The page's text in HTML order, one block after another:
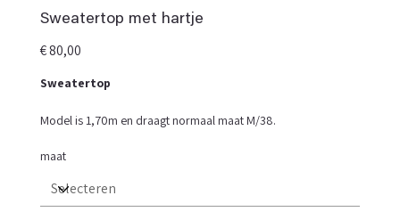
Sweatertop met hartje
Prijs
€ 80,00
Sweatertop
Model is 1,70m en draagt normaal maat M/38.
maat